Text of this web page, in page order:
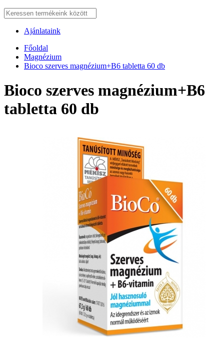
Ajánlataink
Főoldal
Magnézium
Bioco szerves magnézium+B6 tabletta 60 db
Bioco szerves magnézium+B6
tabletta 60 db